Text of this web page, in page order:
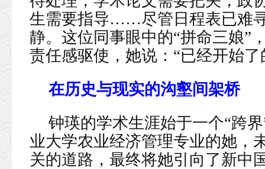
生需要指导……尽管日程表已难
静。这位同事眼中的“拼命三娘”
责任感驱使，她说：“已经开始
在历史与现实的沟壑间架桥
钟瑛的学术生涯始于一个“跨
业大学农业经济管理专业的她，
关的道路，最终将她引向了新中